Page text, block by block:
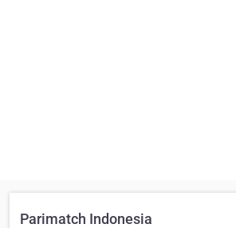
Parimatch Indonesia